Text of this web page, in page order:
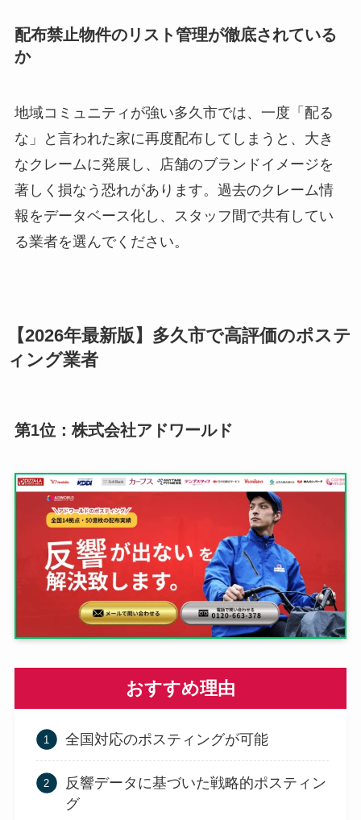
配布禁止物件のリスト管理が徹底されている
か
地域コミュニティが強い多久市では、一度「配る
な」と言われた家に再度配布してしまうと、大き
なクレームに発展し、店舗のブランドイメージを
著しく損なう恐れがあります。過去のクレーム情
報をデータベース化し、スタッフ間で共有してい
る業者を選んでください。
【2026年最新版】多久市で高評価のポステ
ィング業者
第1位：株式会社アドワールド
おすすめ理由
全国対応のポスティングが可能
反響データに基づいた戦略的ポスティン
グ